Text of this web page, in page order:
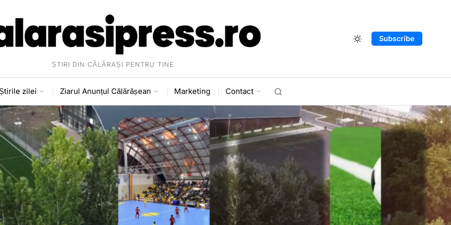
ȘTIRI DIN CĂLĂRAȘI PENTRU TINE
Subscribe
zilei Ziarul Anunțul Călărășean Marketing Contact